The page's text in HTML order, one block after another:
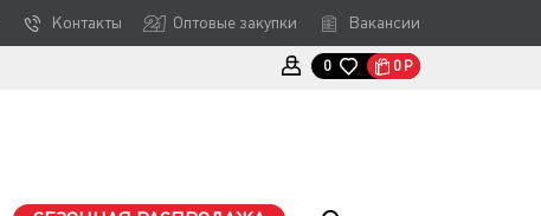
Контакты Оптовые закупки Вакансии
0 0 Р